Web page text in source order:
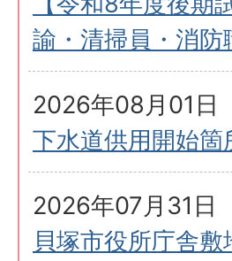
諭・清掃員・消
2026年08月01日
下水道供用開始
2026年07月31日
貝塚市役所庁舎